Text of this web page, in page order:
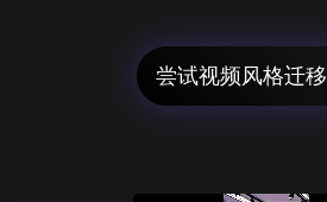
尝试视频风格迁移